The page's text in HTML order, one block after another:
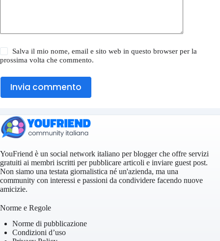
Salva il mio nome, email e sito web in questo browser per la
prossima volta che commento.
Invia commento
YouFriend è un social network italiano per blogger che offre servizi
gratuiti ai membri iscritti per pubblicare articoli e inviare guest post.
Non siamo una testata giornalistica né un'azienda, ma una
community con interessi e passioni da condividere facendo nuove
amicizie.
Norme e Regole
Norme di pubblicazione
Condizioni d’uso